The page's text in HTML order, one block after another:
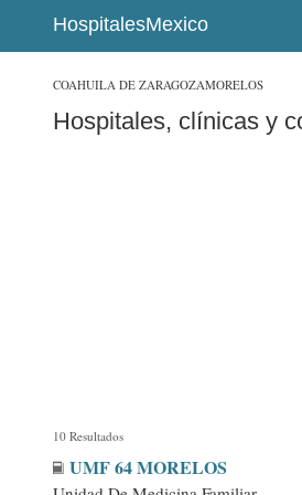
HospitalesMexico
COAHUILA DE ZARAGOZAMORELOS
Hospitales, clínicas y
10 Resultados
UMF 64 MORELOS